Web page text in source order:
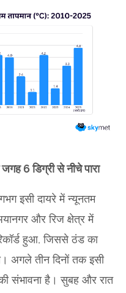
6 डिग्री से नीचे पारा
इसी दायरे में न्यूनतम
और रिज क्षेत्र में
हुआ, जिससे ठंड का
अगले तीन दिनों तक इसी
संभावना है। सुबह और रात